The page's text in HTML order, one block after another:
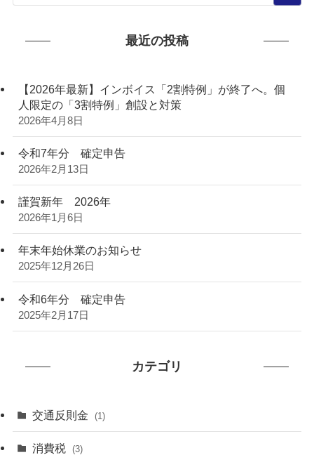
最近の投稿
【2026年最新】インボイス「2割特例」が終了へ。個
人限定の「3割特例」創設と対策
2026年4月8日
令和7年分 確定申告
2026年2月13日
謹賀新年 2026年
2026年1月6日
年末年始休業のお知らせ
2025年12月26日
令和6年分 確定申告
2025年2月17日
カテゴリ
交通反則金 (1)
消費税 (3)